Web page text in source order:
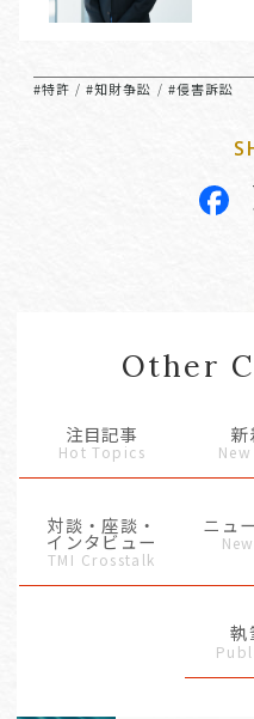
#特許 /#知財争訟 / #侵害訴訟
Other
注目記事
Hot Topics
新
対談・座談・
インタビュー
TMI Crosstalk
ニュ
執